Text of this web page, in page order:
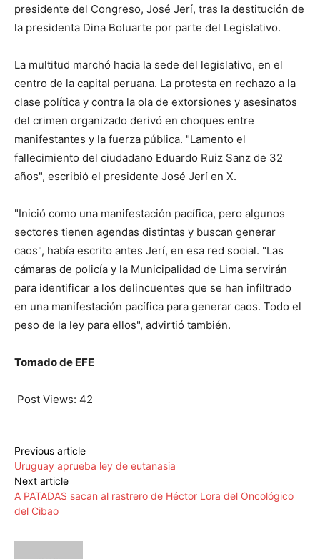
presidente del Congreso, José Jerí, tras la destitución de
la presidenta Dina Boluarte por parte del Legislativo.
La multitud marchó hacia la sede del legislativo, en el
centro de la capital peruana. La protesta en rechazo a la
clase política y contra la ola de extorsiones y asesinatos
del crimen organizado derivó en choques entre
manifestantes y la fuerza pública. "Lamento el
fallecimiento del ciudadano Eduardo Ruiz Sanz de 32
años", escribió el presidente José Jerí en X.
"Inició como una manifestación pacífica, pero algunos
sectores tienen agendas distintas y buscan generar
caos", había escrito antes Jerí, en esa red social. "Las
cámaras de policía y la Municipalidad de Lima servirán
para identificar a los delincuentes que se han infiltrado
en una manifestación pacífica para generar caos. Todo el
peso de la ley para ellos", advirtió también.
Tomado de EFE
Post Views: 42
Previous article
Uruguay aprueba ley de eutanasia
Next article
A PATADAS sacan al rastrero de Héctor Lora del Oncológico
del Cibao